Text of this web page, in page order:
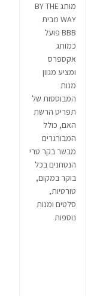
מותג BY THE
WAY מבית
BBB פועל
כמותג
אקספרס
ומציע מגוון
מנות
המבוססות של
תפריט הרשת
האם, כולל
המבורגרים
מבשר בקר טרי
הנטחנים בכל
בוקר במקום,
טורטיות,
סלטים ומנות
נוספות